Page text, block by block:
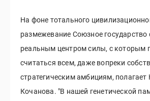
На фоне тотального
размежевание Союзное государство
реальным центром силы, с которым
считаться всем, даже вопреки
стратегическим амбициям, полагает
Кочанова. "В нашей генетической